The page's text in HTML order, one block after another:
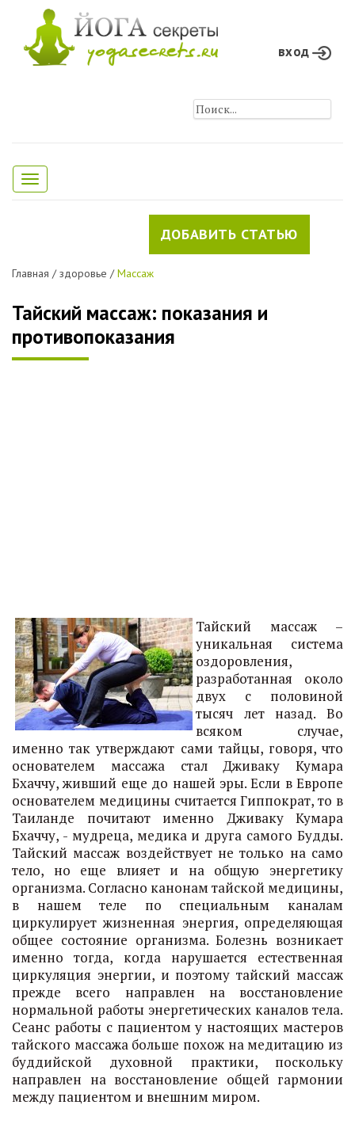
вход
Toggle
navigation
ДОБАВИТЬ СТАТЬЮ
Главная /здоровье /Массаж
Тайский массаж: показания и
противопоказания
Тайский массаж –
уникальная система
оздоровления,
разработанная около
двух с половиной
тысяч лет назад. Во
всяком случае,
именно так утверждают сами тайцы, говоря, что
основателем массажа стал Дживаку Кумара
Бхаччу, живший еще до нашей эры. Если в Европе
основателем медицины считается Гиппократ, то в
Таиланде почитают именно Дживаку Кумара
Бхаччу, - мудреца, медика и друга самого Будды.
Тайский массаж воздействует не только на само
тело, но еще влияет и на общую энергетику
организма. Согласно канонам тайской медицины,
в нашем теле по специальным каналам
циркулирует жизненная энергия, определяющая
общее состояние организма. Болезнь возникает
именно тогда, когда нарушается естественная
циркуляция энергии, и поэтому тайский массаж
прежде всего направлен на восстановление
нормальной работы энергетических каналов тела.
Сеанс работы с пациентом у настоящих мастеров
тайского массажа больше похож на медитацию из
буддийской духовной практики, поскольку
направлен на восстановление общей гармонии
между пациентом и внешним миром.